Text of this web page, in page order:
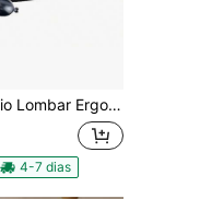
Perfeito para Ajustar à Curva das Costas – Ideal para Motoristas, Passageiros, Professores e Quem Fica Longas Horas Sentado – Almofada Durável e Confortável
4-7 dias